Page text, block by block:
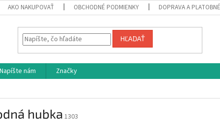
AKO NAKUPOVAŤ OBCHODNÉ PODMIENKY DOPRAVA A PLATOBNÉ
HĽADAŤ
Napíšte nám
Značky
hubka 1303